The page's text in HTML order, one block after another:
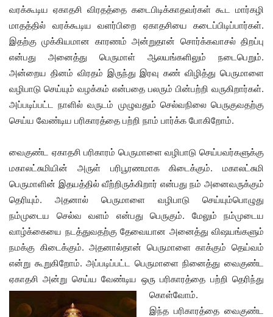
வரக்கூடிய ஏகாதசி விரதத்தை கடைபிடிக்காதவர்கள் கூட மார்கழி
மாதத்தில் வரக்கூடிய வளர்பிறை ஏகாதசியை கடைப்பிடிப்பார்கள்.
இதற்கு முக்கியமான காரணம் அன்றுதான் சொர்க்கவாசல் திறப்பு
என்பது அனைத்து பெருமாள் ஆலயங்களிலும் நடைபெறும்.
அன்றைய தினம் விரதம் இருந்து இரவு கண் விழித்து பெருமாளை
வழிபாடு செய்யும் வழக்கம் என்பதை பலரும் பின்பற்றி வருகிறார்கள்.
அப்படிப்பட்ட நாளில் வருடம் முழுவதும் செல்வநிலை பெருகுவதற்கு
செய்ய வேண்டிய பரிகாரத்தை பற்றி நாம் பார்க்க போகிறோம்.
வைகுண்ட ஏகாதசி பரிகாரம் பெருமாளை வழிபாடு செய்பவர்களுக்கு
மகாலட்சுமியின் அருள் பரிபூரணமாக கிடைக்கும். மகாலட்சுமி
பெருமாளின் இதயத்தில் வீற்றிருக்கிறார் என்பது நம் அனைவருக்கும்
தெரியும். அதனால் பெருமாளை வழிபாடு செய்யும்பொழுது
நம்முடைய செல்வ வளம் என்பது பெருகும். மேலும் நம்முடைய
வாழ்க்கையை நடத்துவதற்கு தேவையான அனைத்து விஷயங்களும்
நமக்கு கிடைக்கும். அதனால்தான் பெருமாளை காக்கும் தெய்வம்
என்று கூறுகிறோம். அப்படிப்பட்ட பெருமாளை நினைத்து வைகுண்ட
ஏகாதசி அன்று செய்ய வேண்டிய ஒரு பரிகாரத்தை பற்றி தெரிந்து
கொள்வோம்.
இந்த பரிகாரத்தை வைகுண்ட